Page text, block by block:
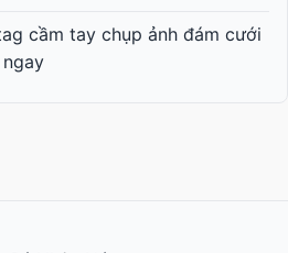
cầm tay chụp ảnh đám cưới